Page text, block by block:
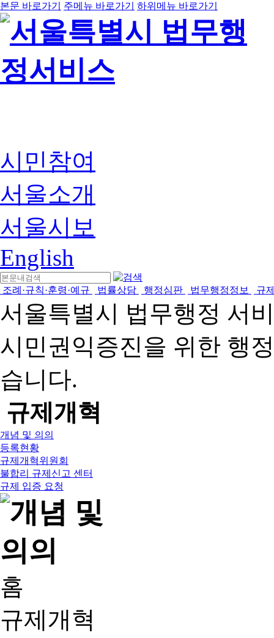
본문 바로가기 주메뉴 바로가기 하위메뉴 바로가기
시민참여
서울소개
서울시보
English
조례·규칙·훈령·예규 법률상담 행정심판 법무행정정보 규
서울특별시 법무행정 서
시민권익증진을 위한 행
습니다.
규제개혁
개념 및 의의
등록현황
규제개혁위원회
불합리 규제신고 센터
규제 입증 요청
홈
규제개혁